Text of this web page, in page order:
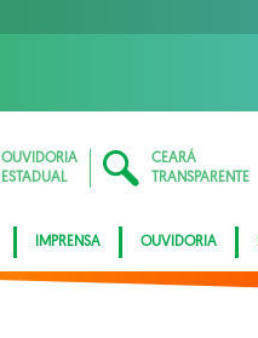
OUVIDORIA
ESTADUAL
CEARÁ
TRANSPARENTE
IMPRENSA OUVIDORIA